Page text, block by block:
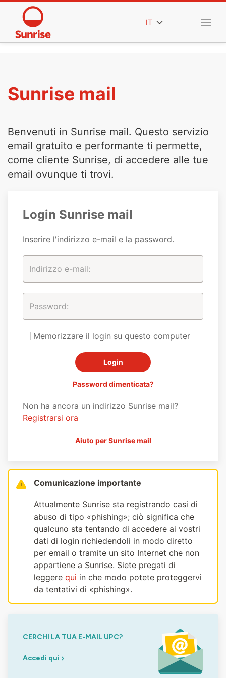
IT
Sunrise mail
Benvenuti in Sunrise mail. Questo servizio
email gratuito e performante ti permette,
come cliente Sunrise, di accedere alle tue
email ovunque ti trovi.
Login Sunrise mail
Inserire l'indirizzo e-mail e la password.
Memorizzare il login su questo computer
Password dimenticata?
Non ha ancora un indirizzo Sunrise mail?
Registrarsi ora
Aiuto per Sunrise mail
Comunicazione importante
Attualmente Sunrise sta registrando casi di
abuso di tipo «phishing»; ciò significa che
qualcuno sta tentando di accedere ai vostri
dati di login richiedendoli in modo diretto
per email o tramite un sito Internet che non
appartiene a Sunrise. Siete pregati di
leggere qui in che modo potete proteggervi
da tentativi di «phishing».
CERCHI LA TUA E-MAIL UPC?
Accedi qui